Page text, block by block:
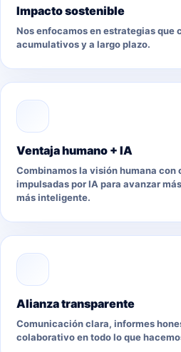
Impacto sostenible
Nos enfocamos en estrategias que
acumulativos y a largo plazo.
Ventaja humano + IA
Combinamos la visión humana con
impulsadas por IA para avanzar
más inteligente.
Alianza transparente
Comunicación clara, informes
colaborativo en todo lo que